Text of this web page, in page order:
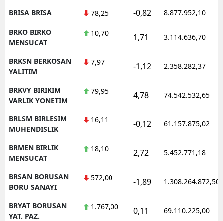
BRISA BRISA 78,25 -0,82 8.877.952,10
BRKO BIRKO
MENSUCAT
10,70 1,71 3.114.636,70
BRKSN BERKOSAN
YALITIM
7,97 -1,12 2.358.282,37
BRKVY BIRIKIM
VARLIK YONETIM
79,95 4,78 74.542.532,65
BRLSM BIRLESIM
MUHENDISLIK
16,11 -0,12 61.157.875,02
BRMEN BIRLIK
MENSUCAT
18,10 2,72 5.452.771,18
BRSAN BORUSAN
BORU SANAYI
572,00 -1,89 1.308.264.872,50
BRYAT BORUSAN
YAT. PAZ.
1.767,00 0,11 69.110.225,00